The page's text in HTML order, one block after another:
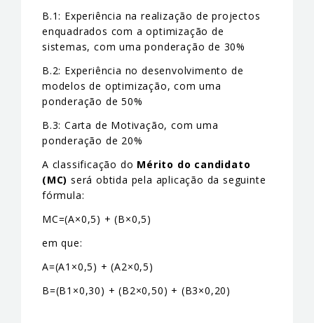
B.1: Experiência na realização de projectos
enquadrados com a optimização de
sistemas, com uma ponderação de 30%
B.2: Experiência no desenvolvimento de
modelos de optimização, com uma
ponderação de 50%
B.3: Carta de Motivação, com uma
ponderação de 20%
A classificação do Mérito do candidato
(MC) será obtida pela aplicação da seguinte
fórmula:
MC=(A×0,5) + (B×0,5)
em que:
A=(A1×0,5) + (A2×0,5)
B=(B1×0,30) + (B2×0,50) + (B3×0,20)